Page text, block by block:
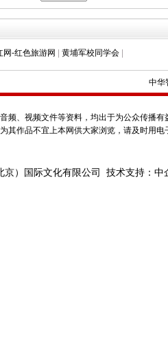
网-红色旅游网 黄埔军校同学会
中华
频、视频文件等资料，均出于为公众传播
其作品不宜上本网供大家浏览，请及时用
京）国际文化有限公司 技术支持：